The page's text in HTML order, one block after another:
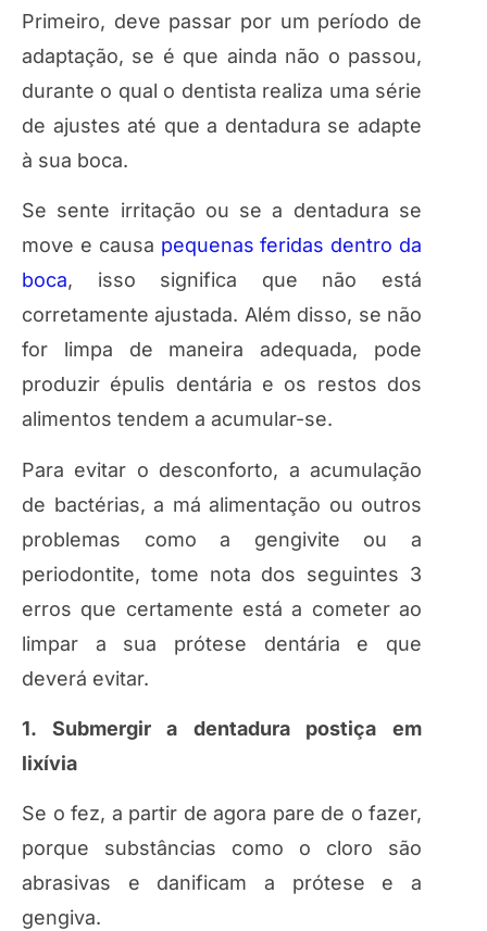
Primeiro, deve passar por um período de
adaptação, se é que ainda não o passou,
durante o qual o dentista realiza uma série
de ajustes até que a dentadura se adapte
à sua boca.
Se sente irritação ou se a dentadura se
move e causa pequenas feridas dentro da
boca, isso significa que não está
corretamente ajustada. Além disso, se não
for limpa de maneira adequada, pode
produzir épulis dentária e os restos dos
alimentos tendem a acumular-se.
Para evitar o desconforto, a acumulação
de bactérias, a má alimentação ou outros
problemas como a gengivite ou a
periodontite, tome nota dos seguintes 3
erros que certamente está a cometer ao
limpar a sua prótese dentária e que
deverá evitar.
1. Submergir a dentadura postiça em
lixívia
Se o fez, a partir de agora pare de o fazer,
porque substâncias como o cloro são
abrasivas e danificam a prótese e a
gengiva.